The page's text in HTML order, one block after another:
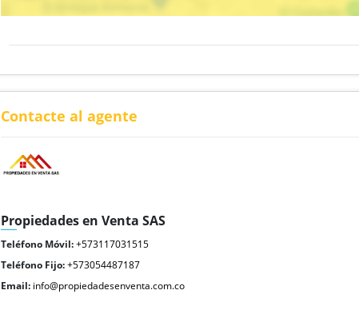
Contacte al agente
Propiedades en Venta SAS
Teléfono Móvil:+573117031515
Teléfono Fijo:+573054487187
Email: info@propiedadesenventa.com.co